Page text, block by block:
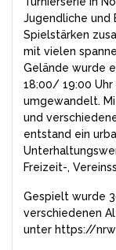
Jugendliche und
Spielstärken
mit vielen
Gelände wurde
18:00/ 19:00
umgewandelt.
und
entstand ein
Freizeit-,
Gespielt wurde
verschiedenen
unter https://